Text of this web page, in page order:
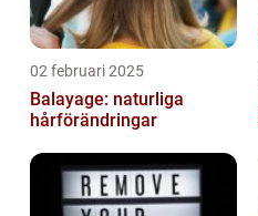
02 februari 2025
Balayage: naturliga
hårförändringar